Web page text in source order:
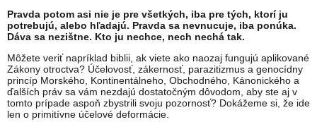
Pravda potom asi nie je pre všetkých, iba pre tých, ktorí ju
potrebujú, alebo hľadajú. Pravda sa nevnucuje, iba ponúka.
Dáva sa nezištne. Kto ju nechce, nech nechá tak.
Môžete veriť napríklad biblii, ak viete ako naozaj fungujú aplikované
Zákony otroctva? Účelovosť, zákernosť, parazitizmus a genocídny
princíp Morského, Kontinentálneho, Obchodného, Kánonického a
ďalších práv sa vám nezdajú dostatočným dôvodom, aby ste aj v
tomto prípade aspoň zbystrili svoju pozornosť? Dokážeme si, že ide
len o primitívne účelové deformácie.